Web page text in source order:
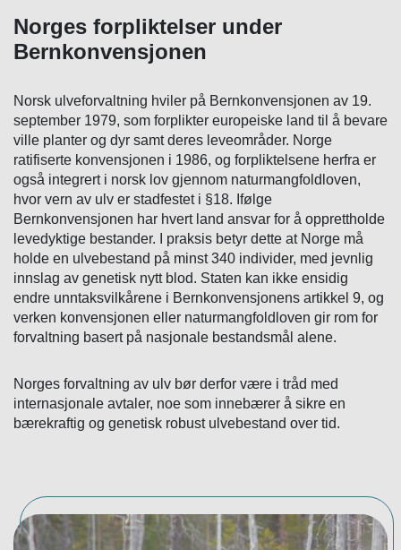
Norges forpliktelser under
Bernkonvensjonen
Norsk ulveforvaltning hviler på Bernkonvensjonen av 19.
september 1979, som forplikter europeiske land til å bevare
ville planter og dyr samt deres leveområder. Norge
ratifiserte konvensjonen i 1986, og forpliktelsene herfra er
også integrert i norsk lov gjennom naturmangfoldloven,
hvor vern av ulv er stadfestet i §18. Ifølge
Bernkonvensjonen har hvert land ansvar for å opprettholde
levedyktige bestander. I praksis betyr dette at Norge må
holde en ulvebestand på minst 340 individer, med jevnlig
innslag av genetisk nytt blod. Staten kan ikke ensidig
endre unntaksvilkårene i Bernkonvensjonens artikkel 9, og
verken konvensjonen eller naturmangfoldloven gir rom for
forvaltning basert på nasjonale bestandsmål alene.
Norges forvaltning av ulv bør derfor være i tråd med
internasjonale avtaler, noe som innebærer å sikre en
bærekraftig og genetisk robust ulvebestand over tid.